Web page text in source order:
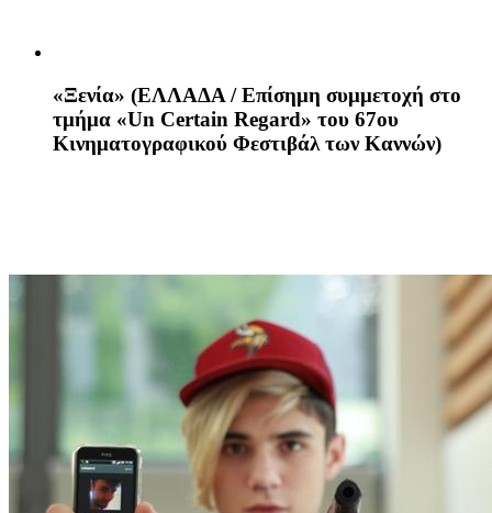
«Ξενία» (ΕΛΛΑΔΑ / Eπίσημη συμμετοχή στο
τμήμα «Un Certain Regard» του 67ου
Κινηματογραφικού Φεστιβάλ των Καννών)